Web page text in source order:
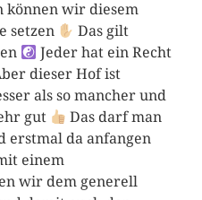
können wir diesem
setzen
Das gilt
Jeder hat ein Recht
dieser Hof ist
als so mancher und
gut
Das darf man
erstmal da anfangen
einem
wir dem generell